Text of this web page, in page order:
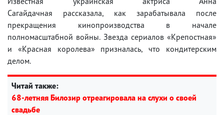
Сагайдачная рассказала, как зарабатывала после
прекращения кинопроизводства в начале
полномасштабной войны. Звезда сериалов «Крепостная»
и «Красная королева» призналась, что кондитерским
делом.
Читай также:
68-летняя Билозир отреагировала на слухи о своей
свадьбе